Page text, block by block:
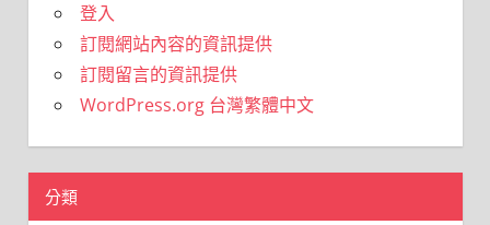
登入
訂閱網站內容的資訊提供
訂閱留言的資訊提供
WordPress.org 台灣繁體中文
分類